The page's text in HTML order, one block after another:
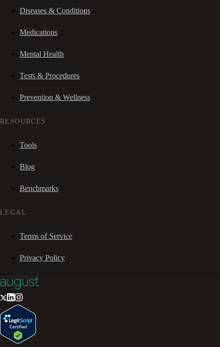
Diseases & Conditions
Medications
Mental Health
Tests & Procedures
Prevention & Wellness
RESOURCES
Tools
Blog
Benchmarks
LEGAL
Terms of Service
Privacy Policy